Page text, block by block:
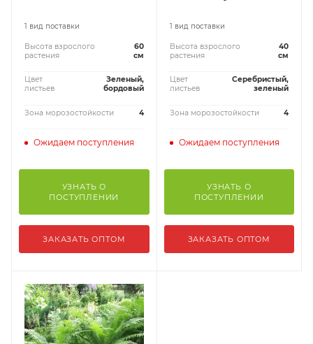
1 вид поставки
Высота взрослого
растения
60
см
Цвет
листьев
Зеленый,
бордовый
Зона морозостойкости 4
Ожидаем поступления
УЗНАТЬ О
ПОСТУПЛЕНИИ
ЗАКАЗАТЬ ОПТОМ
1 вид поставки
Высота взрослого
растения
40
см
Цвет
листьев
Серебристый,
зеленый
Зона морозостойкости 4
Ожидаем поступления
УЗНАТЬ О
ПОСТУПЛЕНИИ
ЗАКАЗАТЬ ОПТОМ